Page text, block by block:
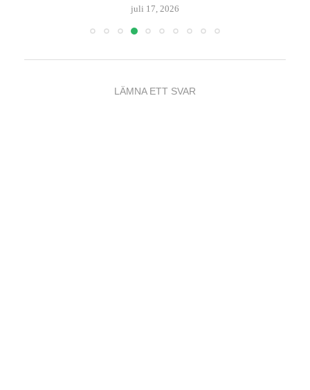
juli 17, 2026
LÄMNA ETT SVAR